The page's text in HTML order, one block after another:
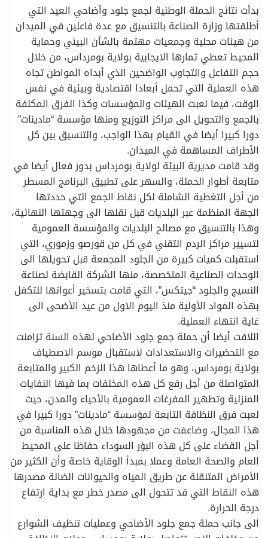
بدأت نتائج الحملة الوطنية لجمع جلود وأضاحي العيد التي
أطلقتها وزارة الصناعة بالتنسيق مع عدة فاعلين في الميدان
من هيئات محلية وجمعيات مهتمة بالشأن البيئي وحماية
المحيط تعطي ثمارها الايجابية بولاية بومرداس، من خلال
حجم التفاعل والتجاوب الواضحين الذي أبداه المواطن تجاه
هذه العملية التي تحمل أبعادا اقتصادية وبيئية في نفس
الوقت، فيما لعبت الهيئات والمؤسسات وكذا الفرق المكلفة
بالجمع والتحويل الى مراكز التوزيع ومنها مؤسسة “مادينات”
دورا كبيرا أيضا في القيام بهذا الواجب، والتنسيق بين كل
الأطراف المساهمة في الميدان.
وقد قامت مديرية البيئة لولاية بومرداس بدور فعال أيضا في
متابعة أطوار الحملة، والسهر على تطبيق البرنامج المسطر
من أجل التغطية الشاملة لكل نقاط الجمع التي حددتها
الجهة المنظمة عبر البلديات قبل نقلها الى وجهتها النهائية،
وهذا بالتنسيق مع مصالح البلديات والمؤسسة العمومية
لتسيير مراكز الردم التقني في كل من قورصو وزموري، التي
استقبلت كميات كبيرة من الجلود المجمعة قبل تحويلها الى
الوحدات الصناعية المتخصصة، منها الشركة القابضة لصناعة
النسيج والجلود “جيتكس”، التي قامت بتسخير أعوانها للتكفل
بهذه المواد الأولية منذ اليوم الاول من عيد الأضحى الى
غاية انتهاء العملية.
اللافت أيضا أن حملة جمع جلود الأضاحي لهذه السنة تزامنت
مع التحضيرات والاستعدادات لاستقبال موسم الاصطياف
بولاية بومرداس، وهو ما أعطاها هذا الزخم الكبير والمتابعة
المتواصلة من أجل رفع كل هذه المخلفات بما فيها النفايات
المنزلية وتطهير المفرغات العمومية بالأحياء والمدن، حيث
لعبت فرق النظافة التابعة لمؤسسة “مادينات” دورا كبيرا في
هذا المجال، وضاعفت من مجهودها خلال هذه المناسبة من
أجل القضاء على كل هذه البؤر السوداء حفاظا على المحيط
العام والصحة العامة وعملا بمبدأ الوقاية خاصة وأن الكثير من
الأمراض المتنقلة عن طريق المياه والحيوانات الضالة مصدرها
هذه النقاط التي قد تتحول الى مصدر خطر مع بداية ارتفاع
درجة الحرارة.
الى جانب حملة جمع جلود الأضاحي وعمليات تنظيف الشوارع